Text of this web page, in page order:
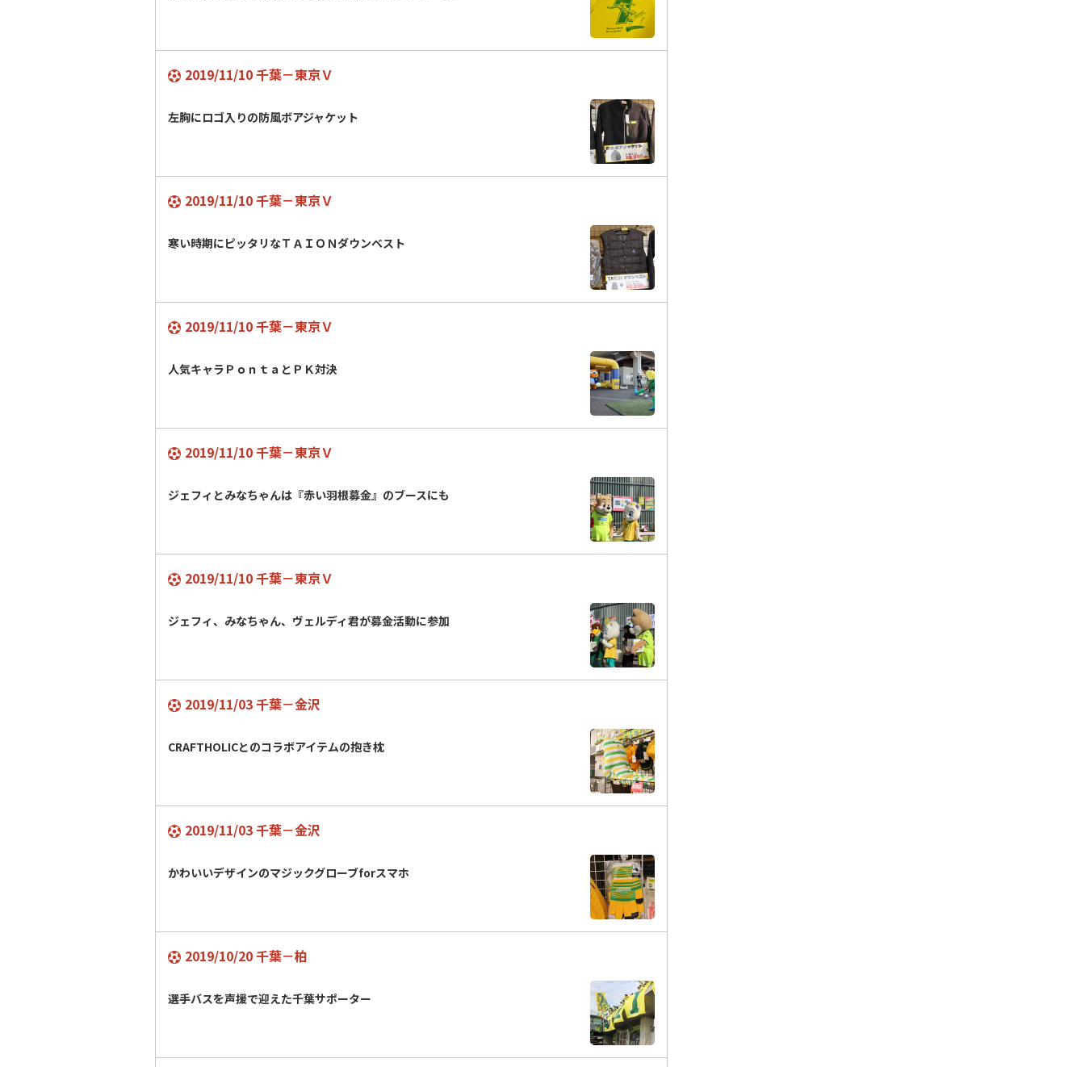
2019/11/10 千葉－東京Ｖ
左胸にロゴ入りの防風ボアジャケット
2019/11/10 千葉－東京Ｖ
寒い時期にピッタリなＴＡＩＯＮダウンベスト
2019/11/10 千葉－東京Ｖ
人気キャラＰｏｎｔａとＰＫ対決
2019/11/10 千葉－東京Ｖ
ジェフィとみなちゃんは『赤い羽根募金』のブースにも
2019/11/10 千葉－東京Ｖ
ジェフィ、みなちゃん、ヴェルディ君が募金活動に参加
2019/11/03 千葉－金沢
CRAFTHOLICとのコラボアイテムの抱き枕
2019/11/03 千葉－金沢
かわいいデザインのマジックグローブforスマホ
2019/10/20 千葉－柏
選手バスを声援で迎えた千葉サポーター